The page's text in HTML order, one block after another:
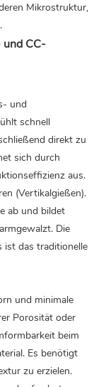
Mikrostruktur,
und CC-
und
schnell
direkt zu
sich durch
aus.
(Vertikalgießen).
ab und bildet
Die
ist das traditionelle
und minimale
Porosität oder
beim
Es benötigt
zu erzielen.